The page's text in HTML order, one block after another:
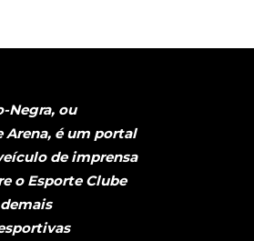
Negra, ou
é um portal
de imprensa
o Esporte Clube